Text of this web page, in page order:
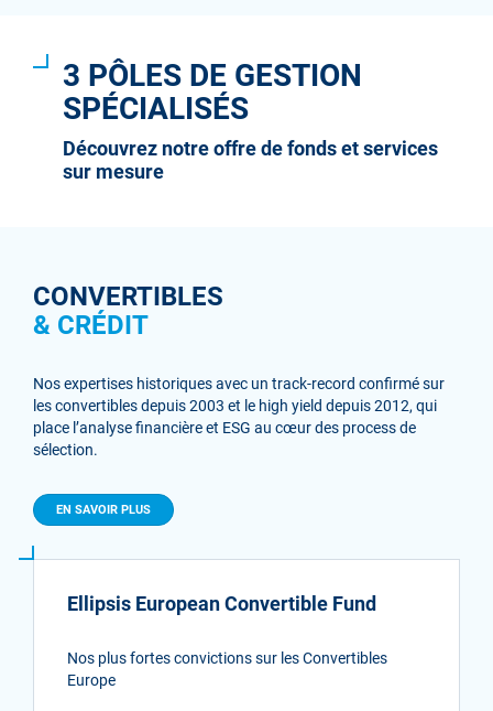
3 PÔLES DE GESTION
SPÉCIALISÉS
Découvrez notre offre de fonds et services
sur mesure
CONVERTIBLES
& CRÉDIT
Nos expertises historiques avec un track-record confirmé sur
les convertibles depuis 2003 et le high yield depuis 2012, qui
place l’analyse financière et ESG au cœur des process de
sélection.
EN SAVOIR PLUS
Ellipsis European Convertible Fund
Nos plus fortes convictions sur les Convertibles
Europe